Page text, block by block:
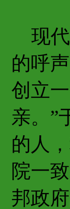
现代
的呼
创立
亲。”
的人
院一
邦政